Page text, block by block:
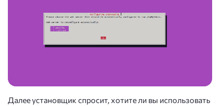
Далее установщик спросит, хотите ли вы использовать